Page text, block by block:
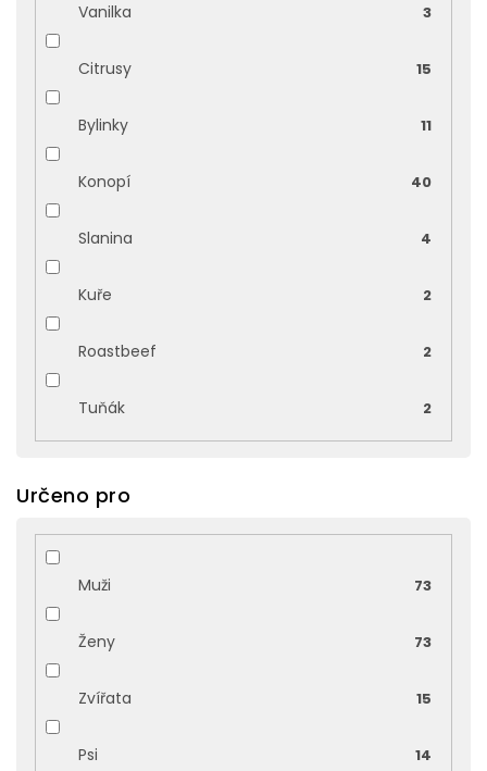
Vanilka 3
Citrusy 15
Bylinky 11
Konopí 40
Slanina 4
Kuře 2
Roastbeef 2
Tuňák 2
Určeno pro
Muži 73
Ženy 73
Zvířata 15
Psi 14